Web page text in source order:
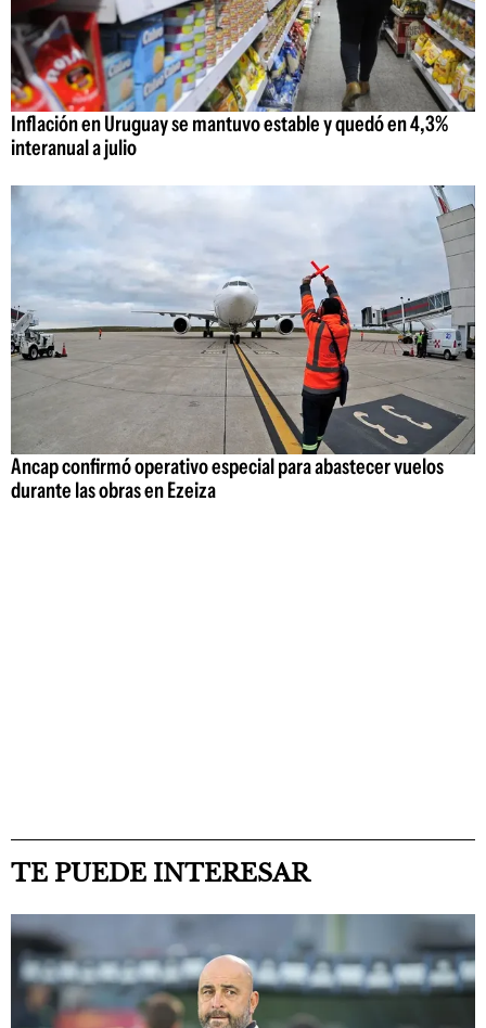
Inflación en Uruguay se mantuvo estable y quedó en 4,3%
interanual a julio
Ancap confirmó operativo especial para abastecer vuelos
durante las obras en Ezeiza
TE PUEDE INTERESAR